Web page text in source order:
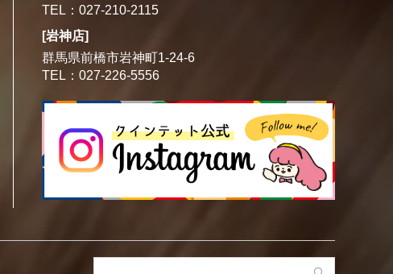
TEL：027-210-2115
[岩神店]
群馬県前橋市岩神町1-24-6
TEL：027-226-5556